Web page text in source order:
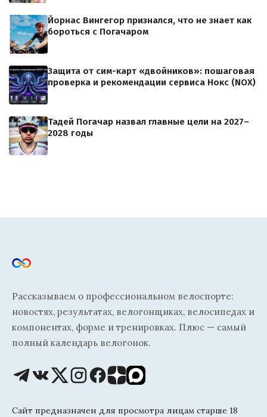
Йорнас Вингегор признался, что не знает как
бороться с Погачаром
Защита от сим-карт «двойников»: пошаговая
проверка и рекомендации сервиса Нокс (NOX)
Тадей Погачар назвал главные цели на 2027–
2028 годы
Рассказываем о профессиональном велоспорте:
новостях, результатах, велогонщиках, велосипедах и
компонентах, форме и тренировках. Плюс — самый
полный календарь велогонок.
Сайт предназначен для просмотра лицам старше 18